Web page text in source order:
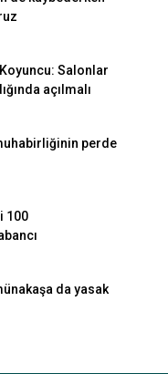
Salonlar
açılmalı
perde
100
da yasak